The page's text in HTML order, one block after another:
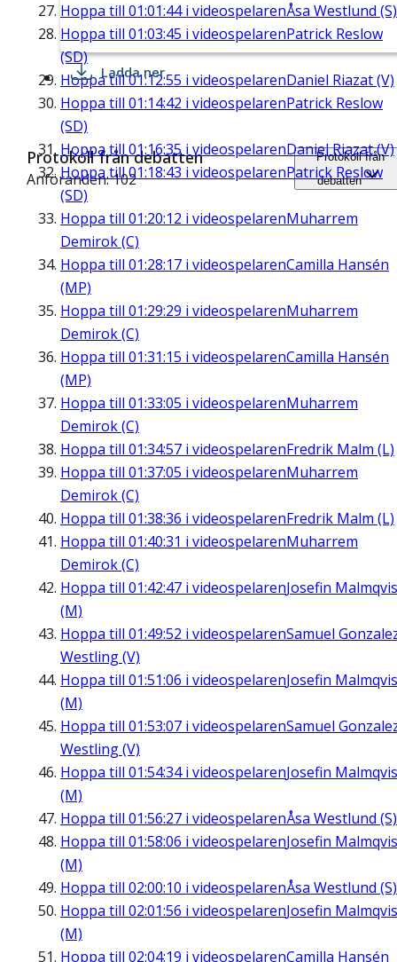
Hoppa till 01:01:44i videospelarenÅsa Westlund (S)
Hoppa till 01:03:45 i videospelarenPatrick Reslow
(SD)
Hoppa till01:12:55 i videospelarenDaniel Riazat (V)
Hoppa till 01:14:42 i videospelarenPatrick Reslow
(SD)
Hoppa till 01:16:35 i videospelarenDaniel Riazat (V)
Hoppa till01:18:43 i videospelarenPatrick Reslow
(SD)
Hoppa till 01:20:12 i videospelarenMuharrem
Demirok (C)
Hoppa till 01:28:17 i videospelarenCamilla Hansén
(MP)
Hoppa till 01:29:29 i videospelarenMuharrem
Demirok (C)
Hoppa till 01:31:15 i videospelarenCamilla Hansén
(MP)
Hoppa till 01:33:05 i videospelarenMuharrem
Demirok (C)
Hoppa till 01:34:57 i videospelarenFredrik Malm (L)
Hoppa till 01:37:05 i videospelarenMuharrem
Demirok (C)
Hoppa till 01:38:36 i videospelarenFredrik Malm (L)
Hoppa till 01:40:31 i videospelarenMuharrem
Demirok (C)
Hoppa till 01:42:47 i videospelarenJosefin
(M)
Hoppa till 01:49:52 i videospelarenSamuel
Westling (V)
Hoppa till 01:51:06 i videospelarenJosefin
(M)
Hoppa till 01:53:07 i videospelarenSamuel
Westling (V)
Hoppa till 01:54:34i videospelarenJosefin
(M)
Hoppa till 01:56:27 i videospelarenÅsa Westlund (S)
Hoppa till 01:58:06 i videospelarenJosefin
(M)
Hoppa till 02:00:10 i videospelarenÅsa Westlund (S)
Hoppa till 02:01:56 i videospelarenJosefin
(M)
Hoppa till 02:04:19 i videospelarenCamilla Hansén
Ladda ner
Protokoll från debatten
Anföranden: 102
Protokoll från
debatten